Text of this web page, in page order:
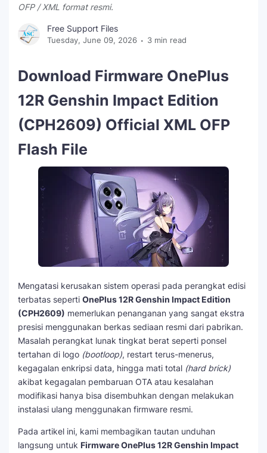
OFP / XML format resmi.
Free Support Files
Tuesday, June 09, 2026 3 min read
Download Firmware OnePlus
12R Genshin Impact Edition
(CPH2609) Official XML OFP
Flash File
Mengatasi kerusakan sistem operasi pada perangkat edisi
terbatas seperti OnePlus 12R Genshin Impact Edition
(CPH2609) memerlukan penanganan yang sangat ekstra
presisi menggunakan berkas sediaan resmi dari pabrikan.
Masalah perangkat lunak tingkat berat seperti ponsel
tertahan di logo (bootloop), restart terus-menerus,
kegagalan enkripsi data, hingga mati total (hard brick)
akibat kegagalan pembaruan OTA atau kesalahan
modifikasi hanya bisa disembuhkan dengan melakukan
instalasi ulang menggunakan firmware resmi.
Pada artikel ini, kami membagikan tautan unduhan
langsung untuk Firmware OnePlus 12R Genshin Impact